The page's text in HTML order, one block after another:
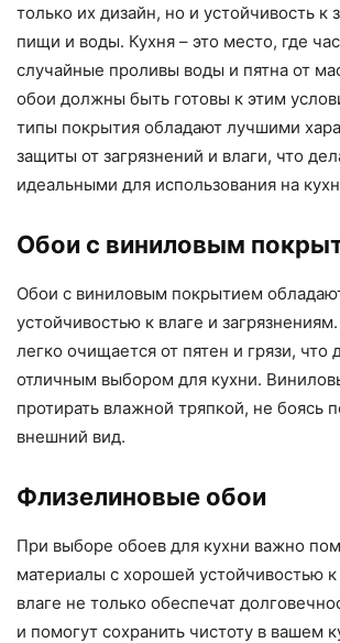
только их дизайн, но и устойчивость к
пищи и воды. Кухня – это место, где
случайные проливы воды и пятна от
обои должны быть готовы к этим
типы покрытия обладают лучшими
защиты от загрязнений и влаги, что
идеальными для использования на
Обои с виниловым
Обои с виниловым покрытием
устойчивостью к влаге и
легко очищается от пятен и грязи, что
отличным выбором для кухни.
протирать влажной тряпкой, не боясь
внешний вид.
Флизелиновые обои
При выборе обоев для кухни важно
материалы с хорошей устойчивостью к
влаге не только обеспечат
и помогут сохранить чистоту в вашем